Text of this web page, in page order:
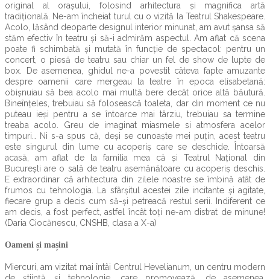
original al orașului, folosind arhitectura și magnifica artă
tradițională. Ne-am încheiat turul cu o vizită la Teatrul Shakespeare.
Acolo, lăsând deoparte designul interior minunat, am avut șansa să
stăm efectiv în teatru și să-i admirăm aspectul. Am aflat că scena
poate fi schimbată și mutată în funcție de spectacol: pentru un
concert, o piesă de teatru sau chiar un fel de show de lupte de
box. De asemenea, ghidul ne-a povestit câteva fapte amuzante
despre oamenii care mergeau la teatre în epoca elisabetană:
obișnuiau să bea acolo mai multă bere decât orice altă băutură.
Bineînțeles, trebuiau să folosească toaleta, dar din moment ce nu
puteau ieși pentru a se întoarce mai târziu, trebuiau sa termine
treaba acolo. Greu de imaginat miasmele si atmosfera acelor
timpuri… Ni s-a spus că, deși se cunoaște mei puțin, acest teatru
este singurul din lume cu acoperiș care se deschide. Întoarsă
acasă, am aflat de la familia mea că și Teatrul Național din
București are o sală de teatru asemănătoare cu acoperiș deschis.
E extraordinar că arhitectura din zilele noastre se îmbină atât de
frumos cu tehnologia. La sfârșitul acestei zile incitante și agitate,
fiecare grup a decis cum să-și petreacă restul serii. Indiferent ce
am decis, a fost perfect, astfel încât toți ne-am distrat de minune!
(Daria Ciocănescu, CNSHB, clasa a X-a)
Oameni și mașini
Miercuri, am vizitat mai întâi Centrul Hevelianum, un centru modern